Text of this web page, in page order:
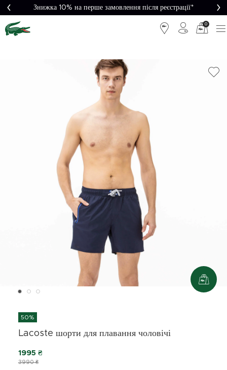
Знижка 10% на перше замовлення після реєстрації*
0
50%
Lacoste шорти для плавання чоловічі
3990 ₴
1995 ₴
Безкоштовна
доставка від
5000₴*